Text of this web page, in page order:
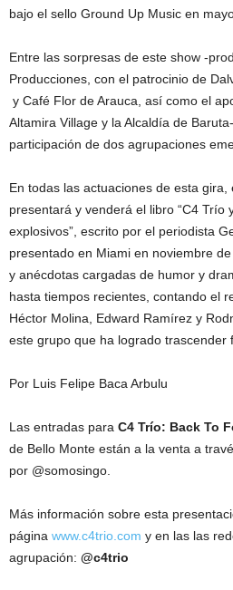
bajo el sello Ground Up Music en
Entre las sorpresas de este show -
Producciones, con el patrocinio de
y Café Flor de Arauca, así como el
Altamira Village y la Alcaldía de
participación de dos agrupaciones
En todas las actuaciones de esta
presentará y venderá el libro “C4 Trío
explosivos”, escrito por el periodista
presentado en Miami en noviembre
y anécdotas cargadas de humor y
hasta tiempos recientes, contando el
Héctor Molina, Edward Ramírez y
este grupo que ha logrado trascender
Por Luis Felipe Baca Arbulu
Las entradas para C4 Trío: Back To
de Bello Monte están a la venta a
por @somosingo.
Más información sobre esta
página www.c4trio.com y en las las
agrupación: @c4trio